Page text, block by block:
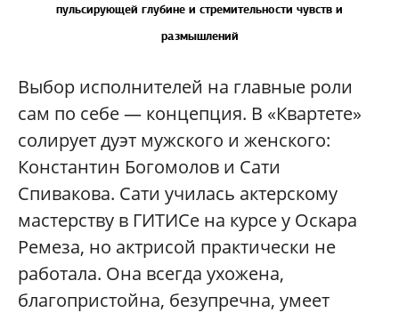
пульсирующей глубине и стремительности чувств и
размышлений
Выбор исполнителей на главные роли
сам по себе — концепция. В «Квартете»
солирует дуэт мужского и женского:
Константин Богомолов и Сати
Спивакова. Сати училась актерскому
мастерству в ГИТИСе на курсе у Оскара
Ремеза, но актрисой практически не
работала. Она всегда ухожена,
благопристойна, безупречна, умеет